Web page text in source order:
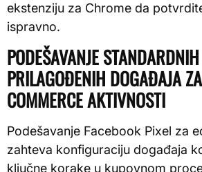
ekstenziju za Chrome da
ispravno.
PODEŠAVANJE
PRILAGOĐENIH DOGAĐAJA
COMMERCE AKTIVNOSTI
Podešavanje Facebook Pixel za
zahteva konfiguraciju događaja
ključne korake u kupovnom